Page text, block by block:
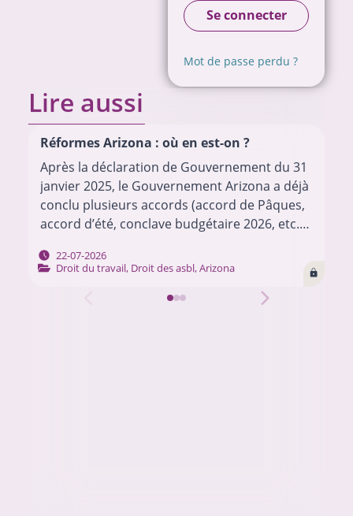
Se connecter
Mot de passe perdu ?
Lire aussi
Réformes Arizona : où en est-on ?
Après la déclaration de Gouvernement du 31
janvier 2025, le Gouvernement Arizona a déjà
conclu plusieurs accords (accord de Pâques,
accord d’été, conclave budgétaire 2026, etc.)
Chacun de ces…
22-07-2026
Droit du travail, Droit des asbl,Arizona